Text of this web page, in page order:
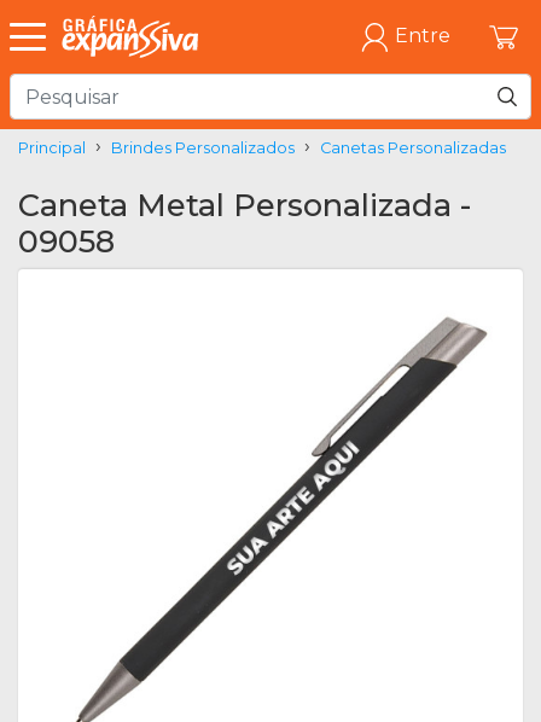
Entre
Principal Brindes Personalizados Canetas Personalizadas
Caneta Metal Personalizada -
09058